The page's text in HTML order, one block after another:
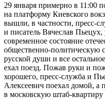
29 января примерно в 11:00
на платформу Киевского
вышли, в частности, пресс-
и писатель Вячеслав
современное состояние
общественно-политическую
русской души и все
ехал поезд. Пожав руки и
хорошего, пресс-служба и
Алексеевич поехал домой, а
в московскую штаб-квартиру